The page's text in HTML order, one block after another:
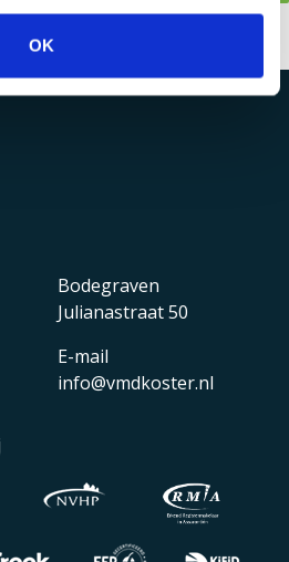
OK
Bodegraven
Julianastraat 50
E-mail
info@vmdkoster.nl